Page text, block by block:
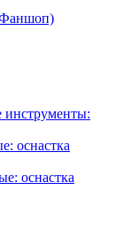
оснастка
оснастка